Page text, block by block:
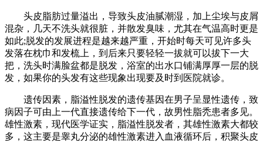
头皮脂肪过量溢出，导致头皮油腻潮湿，加上尘埃与皮屑
混杂，几天不洗头就很脏，并散发臭味，尤其在气温高时更是
如此;脱发的发展进程是越来越严重，开始时每天可见许多头
发落在枕巾和发梳上，到后来只要轻轻一拔就可以拔下一大
把，洗头时满脸盆都是脱发，浴室的出水口铺满厚厚一层的脱
发，如果你的头发有这些现象出现要及时到医院就诊。
遗传因素，脂溢性脱发的遗传基因在男子呈显性遗传，致
病因子可由上一代直接遗传给下一代，故男性脂秃患者多见。
雄性激素，现代医学证实，脂溢性脱发者，其雄性激素大都较
多，这主要是睾丸分泌的雄性激素进入血液循环后，积聚头皮